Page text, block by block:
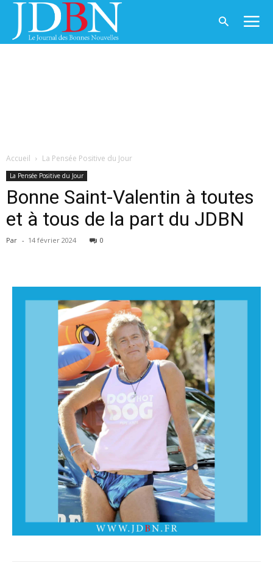
Accueil La Pensée Positive du Jour
La Pensée Positive du Jour
Bonne Saint-Valentin à toutes
et à tous de la part du JDBN
Par - 14 février 2024 0